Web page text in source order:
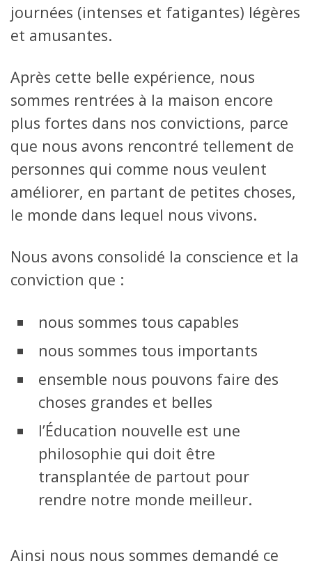
journées (intenses et fatigantes) légères
et amusantes.
Après cette belle expérience, nous
sommes rentrées à la maison encore
plus fortes dans nos convictions, parce
que nous avons rencontré tellement de
personnes qui comme nous veulent
améliorer, en partant de petites choses,
le monde dans lequel nous vivons.
Nous avons consolidé la conscience et la
conviction que :
nous sommes tous capables
nous sommes tous importants
ensemble nous pouvons faire des
choses grandes et belles
l’Éducation nouvelle est une
philosophie qui doit être
transplantée de partout pour
rendre notre monde meilleur.
Ainsi nous nous sommes demandé ce